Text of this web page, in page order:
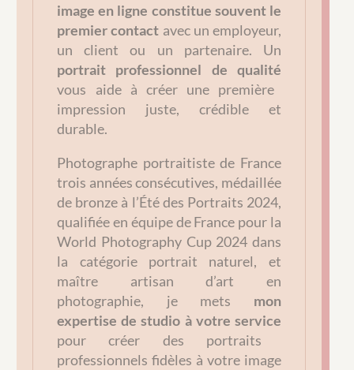
image en ligne constitue souvent le
premier contact avec un employeur,
un client ou un partenaire. Un
portrait professionnel de qualité
vous aide à créer une première
impression juste, crédible et
durable.
Photographe portraitiste de France
trois années consécutives, médaillée
de bronze à l’Été des Portraits 2024,
qualifiée en équipe de France pour la
World Photography Cup 2024 dans
la catégorie portrait naturel, et
maître artisan d’art en
photographie, je mets mon
expertise de studio à votre service
pour créer des portraits
professionnels fidèles à votre image